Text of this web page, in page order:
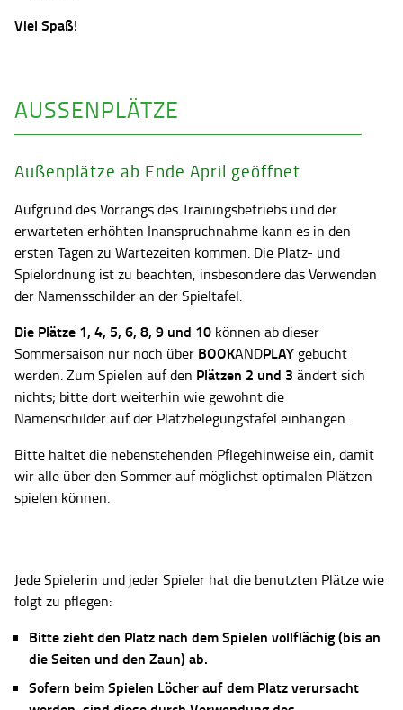
Viel Spaß!
AUSSENPLÄTZE
Außenplätze ab Ende April geöffnet
Aufgrund des Vorrangs des Trainingsbetriebs und der
erwarteten erhöhten Inanspruchnahme kann es in den
ersten Tagen zu Wartezeiten kommen. Die Platz- und
Spielordnung ist zu beachten, insbesondere das Verwenden
der Namensschilder an der Spieltafel.
Die Plätze 1, 4, 5, 6, 8, 9 und 10 können ab dieser
Sommersaison nur noch über BOOKANDPLAY gebucht
werden. Zum Spielen auf den Plätzen 2 und 3 ändert sich
nichts; bitte dort weiterhin wie gewohnt die
Namenschilder auf der Platzbelegungstafel einhängen.
Bitte haltet die nebenstehenden Pflegehinweise ein, damit
wir alle über den Sommer auf möglichst optimalen Plätzen
spielen können.
Jede Spielerin und jeder Spieler hat die benutzten Plätze wie
folgt zu pflegen:
Bitte zieht den Platz nach dem Spielen vollflächig (bis an
die Seiten und den Zaun) ab.
Sofern beim Spielen Löcher auf dem Platz verursacht